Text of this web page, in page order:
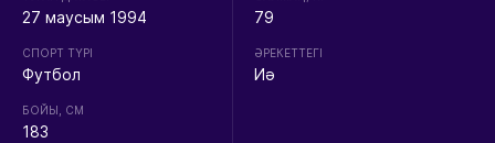
27 маусым 1994
СПОРТ ТҮРІ
Футбол
БОЙЫ, СМ
183
79
ӘРЕКЕТТЕГІ
Иә